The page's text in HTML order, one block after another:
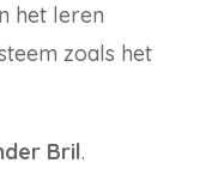
het leren
zoals het
Bril.